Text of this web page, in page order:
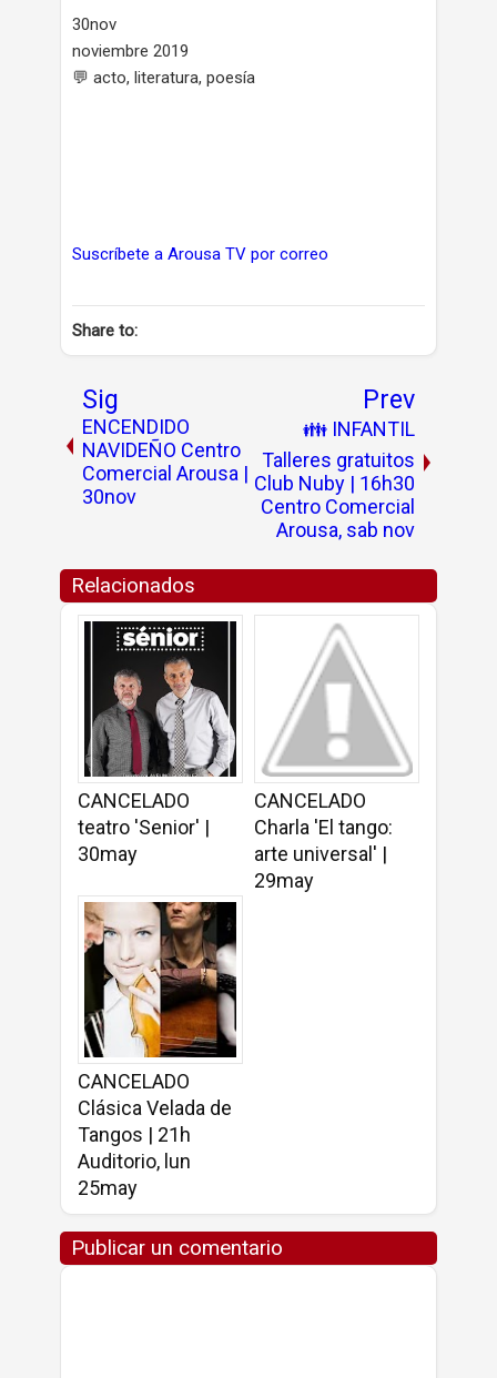
30nov
noviembre 2019
💬 acto, literatura, poesía
Suscríbete a Arousa TV por correo
Share to:
Sig
ENCENDIDO
NAVIDEÑO Centro
Comercial Arousa |
30nov
Prev
👪 INFANTIL
Talleres gratuitos
Club Nuby | 16h30
Centro Comercial
Arousa, sab nov
Relacionados
CANCELADO
teatro 'Senior' |
30may
CANCELADO
Charla 'El tango:
arte universal' |
29may
CANCELADO
Clásica Velada de
Tangos | 21h
Auditorio, lun
25may
Publicar un comentario